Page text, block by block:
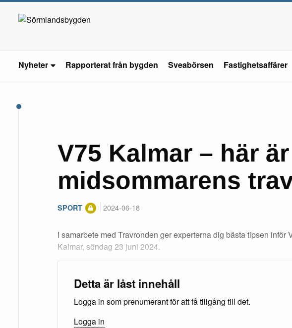
Nyheter Rapporterat från bygden Sveabörsen Fastighetsaffärer
V75 Kalmar – här är
midsommarens
SPORT 2024-06-18
I samarbete med Travronden ger experterna dig bästa tipsen inför
Kalmar, söndag 23 juni 2024.
Detta är låst innehåll
Logga in som prenumerant för att få tillgång till det.
Logga in